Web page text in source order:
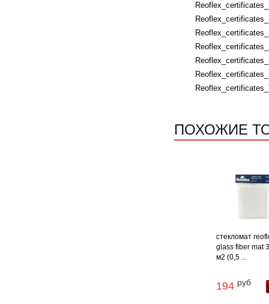
ПОХОЖИЕ
стекломат
glass fiber mat
м2 (0,5 ...
194 руб